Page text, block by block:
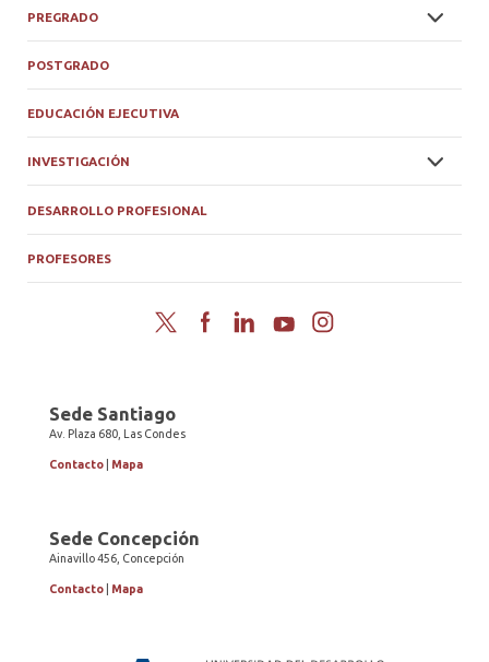
PREGRADO
POSTGRADO
EDUCACIÓN EJECUTIVA
INVESTIGACIÓN
DESARROLLO PROFESIONAL
PROFESORES
Twitter FacebookLinkedInYouTubeInstagram
Sede Santiago
Av. Plaza 680, Las Condes
Contacto Mapa
Sede Concepción
Ainavillo 456, Concepción
Contacto Mapa